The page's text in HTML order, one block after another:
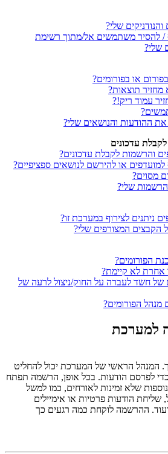
שלי?
/ להסיר משתמשים אל/מתוך רשימת
שלי?
או בפורומים?
מחזיר תוצאות?
עמוד ריק!?
את ההודעות והנושאים שלי?
עדכונים
והרשמות לקבלת עדכונים?
למועדפים או להירשם לנושאים ספציפיים?
מסוים?
שלי?
ניתנים לצירוף במערכת זו?
הקבצים המצורפים שלי?
הפורומים?
אחרת לא קיימת?
של חשד לעברה על החוק/ניצול לרעה של
מנהל הפורומים?
למערכת
המנהל הראשי של המערכת יכול להחליט
לפרסם הודעות. בכל אופן, הרשמה תפתח
שלא זמינות לאורחים, כמו למשל
שליחת הודעות פרטיות או אימיילים
ההרשמה לוקחת כמה רגעים כך